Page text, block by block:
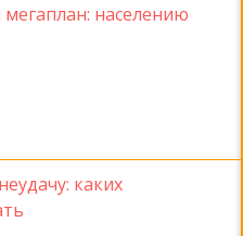
населению
каких